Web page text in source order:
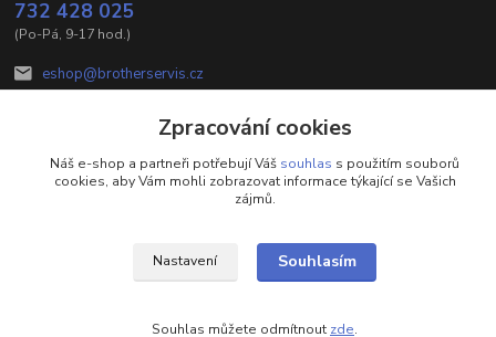
732 428 025
(Po-Pá, 9-17 hod.)
eshop@brotherservis.cz
Vytvořeno na
Eshop-rychle.cz
Zpracování cookies
Náš e-shop a partneři potřebují Váš souhlas s použitím souborů
cookies, aby Vám mohli zobrazovat informace týkající se Vašich
zájmů.
Nastavení Souhlasím
Souhlas můžete odmítnout zde.